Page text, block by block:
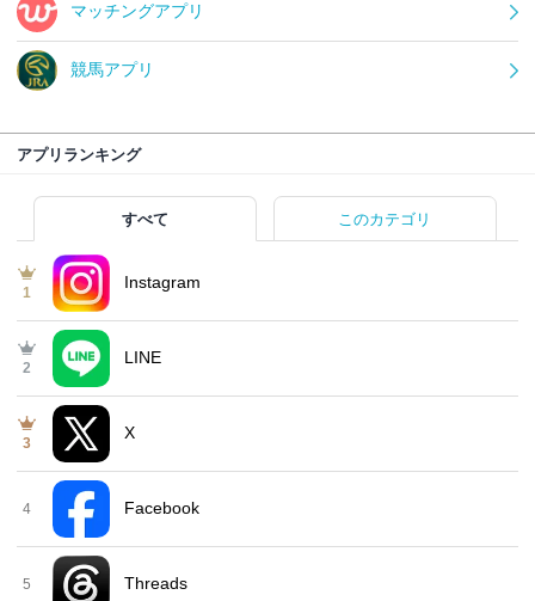
マッチングアプリ
競馬アプリ
アプリランキング
すべて このカテゴリ
1
Instagram
2
LINE
3
X
4 Facebook
5 Threads